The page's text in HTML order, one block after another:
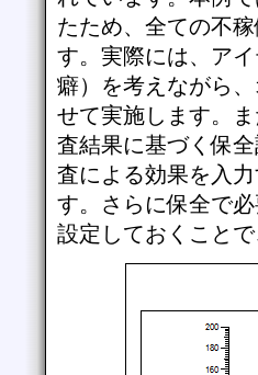
たため、全ての不
す。実際には、ア
癖）を考えながら
せて実施します。
査結果に基づく保
査による効果を入
す。さらに保全で
設定しておくこと